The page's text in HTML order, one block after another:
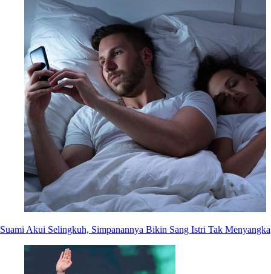
Suami Akui Selingkuh, Simpanannya Bikin Sang Istri Tak Menyangka